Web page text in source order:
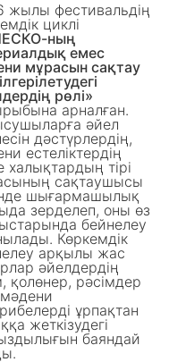
жылы фестивальдің
циклі
ның
емес
мұрасын сақтау
рөлі»
арналған.
әйел
дәстүрлердің,
естеліктердің
халықтардың тірі
сақтаушысы
шығармашылық
зерделеп, оны өз
бейнелеу
Көркемдік
арқылы жас
әйелдердің
қолөнер, рәсімдер
ұрпақтан
жеткізудегі
баяндай